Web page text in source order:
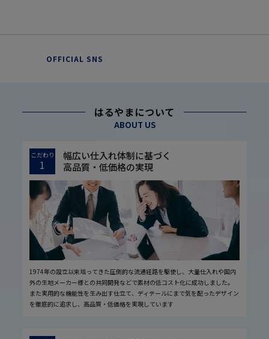
OFFICIAL SNS
はるやまについて
ABOUT US
こだわり
1
幅広い仕入れ体制に基づく
高品質・低価格の実現
1974年の設立以来培ってきた圧倒的な流通経路を駆使し、大量仕入れや国内
外の生地メーカー様との共同開発などで素材の低コスト化に成功しました。
また実用的な機能性を生み出す仕立て、ディテールにまで気を配ったデザイン
を徹底的に追求し、高品質・低価格を実現しています